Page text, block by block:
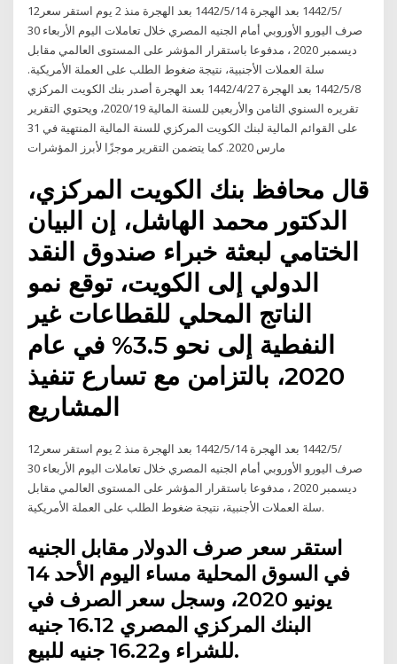
12‏‏/5‏‏/1442 بعد الهجرة 14‏‏/5‏‏/1442 بعد الهجرة منذ 2 يوم استقر سعر
صرف اليورو الأوروبي أمام الجنيه المصري خلال تعاملات اليوم الأربعاء 30
ديسمبر 2020 ، مدفوعا باستقرار المؤشر على المستوى العالمي مقابل
سلة العملات الأجنبية، نتيجة ضغوط الطلب على العملة الأمريكية.
8‏‏/5‏‏/1442 بعد الهجرة 27‏‏/4‏‏/1442 بعد الهجرة أصدر بنك الكويت المركزي
تقريره السنوي الثامن والأربعين للسنة المالية 2020/19، ويحتوي التقرير
على القوائم المالية لبنك الكويت المركزي للسنة المالية المنتهية في 31
مارس 2020. كما يتضمن التقرير موجزًا لأبرز المؤشرات
قال محافظ بنك الكویت المركزي،
الدكتور محمد الھاشل، إن البیان
الختامي لبعثة خبراء صندوق النقد
الدولي إلى الكویت، توقع نمو
الناتج المحلي للقطاعات غیر
النفطیة إلى نحو 3.5% في عام
2020، بالتزامن مع تسارع تنفیذ
المشاریع
12‏‏/5‏‏/1442 بعد الهجرة 14‏‏/5‏‏/1442 بعد الهجرة منذ 2 يوم استقر سعر
صرف اليورو الأوروبي أمام الجنيه المصري خلال تعاملات اليوم الأربعاء 30
ديسمبر 2020 ، مدفوعا باستقرار المؤشر على المستوى العالمي مقابل
سلة العملات الأجنبية، نتيجة ضغوط الطلب على العملة الأمريكية.
استقر سعر صرف الدولار مقابل الجنيه
في السوق المحلية مساء اليوم الأحد 14
يونيو 2020، وسجل سعر الصرف في
البنك المركزي المصري 16.12 جنيه
للشراء و16.22 جنيه للبيع.